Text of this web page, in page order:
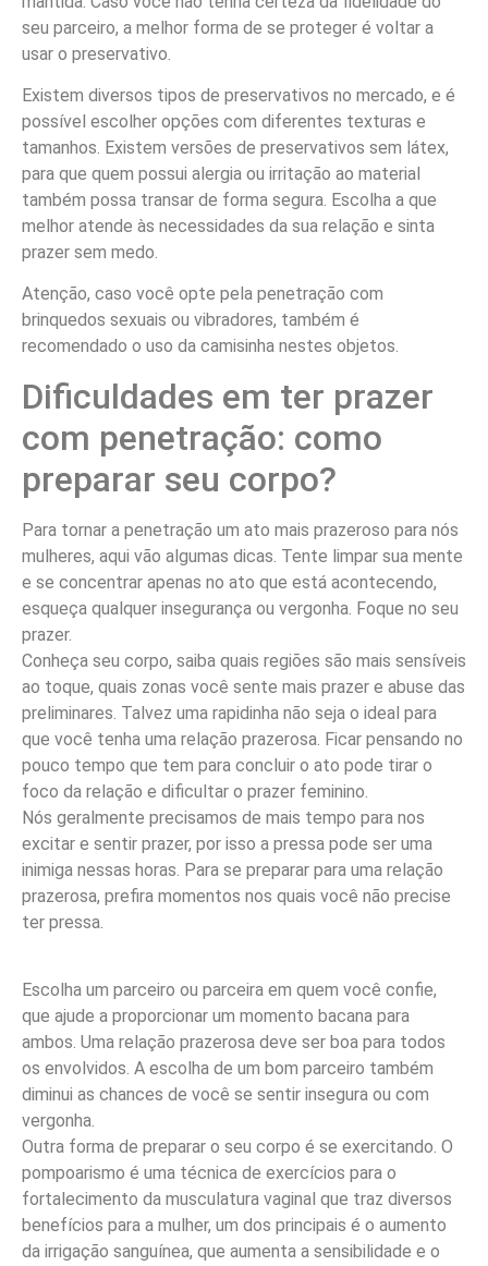
seu parceiro, a melhor forma de se proteger é voltar a
usar o preservativo.
Existem diversos tipos de preservativos no mercado, e é
possível escolher opções com diferentes texturas e
tamanhos. Existem versões de preservativos sem látex,
para que quem possui alergia ou irritação ao material
também possa transar de forma segura. Escolha a que
melhor atende às necessidades da sua relação e sinta
prazer sem medo.
Atenção, caso você opte pela penetração com
brinquedos sexuais ou vibradores, também é
recomendado o uso da camisinha nestes objetos.
Dificuldades em ter prazer
com penetração: como
preparar seu corpo?
Para tornar a penetração um ato mais prazeroso para nós
mulheres, aqui vão algumas dicas. Tente limpar sua mente
e se concentrar apenas no ato que está acontecendo,
esqueça qualquer insegurança ou vergonha. Foque no seu
prazer.
Conheça seu corpo, saiba quais regiões são mais sensíveis
ao toque, quais zonas você sente mais prazer e abuse das
preliminares. Talvez uma rapidinha não seja o ideal para
que você tenha uma relação prazerosa. Ficar pensando no
pouco tempo que tem para concluir o ato pode tirar o
foco da relação e dificultar o prazer feminino.
Nós geralmente precisamos de mais tempo para nos
excitar e sentir prazer, por isso a pressa pode ser uma
inimiga nessas horas. Para se preparar para uma relação
prazerosa, prefira momentos nos quais você não precise
ter pressa.
Escolha um parceiro ou parceira em quem você confie,
que ajude a proporcionar um momento bacana para
ambos. Uma relação prazerosa deve ser boa para todos
os envolvidos. A escolha de um bom parceiro também
diminui as chances de você se sentir insegura ou com
vergonha.
Outra forma de preparar o seu corpo é se exercitando. O
pompoarismo é uma técnica de exercícios para o
fortalecimento da musculatura vaginal que traz diversos
benefícios para a mulher, um dos principais é o aumento
da irrigação sanguínea, que aumenta a sensibilidade e o